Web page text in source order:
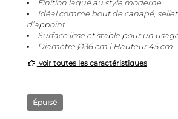
Finition laqué au style moderne
Idéal comme bout de canapé,
d’appoint
Surface lisse et stable pour un
Diamètre Ø36 cm | Hauteur 45 cm
voir toutes les caractéristiques
Épuisé